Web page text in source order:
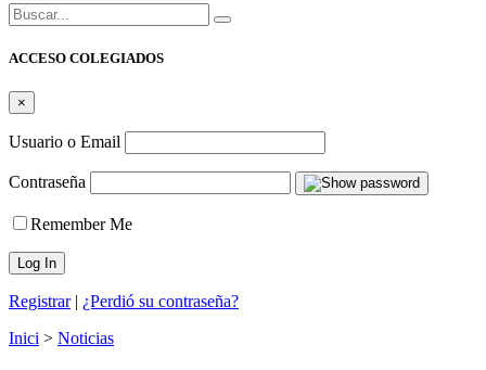
Buscar:
ACCESO COLEGIADOS
×
Usuario o Email
Contraseña
Remember Me
Registrar| ¿Perdió su contraseña?
Inici > Noticias